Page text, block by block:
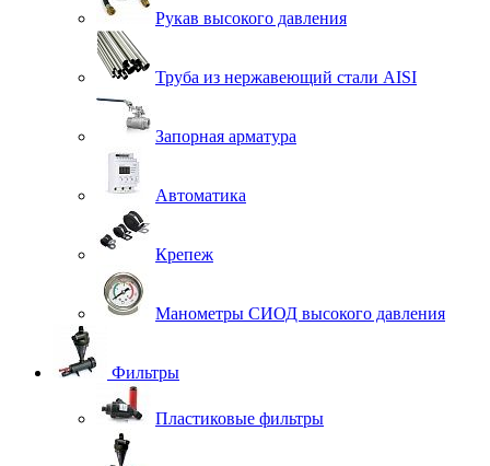
Рукав высокого давления
Труба из нержавеющий стали AISI
Запорная арматура
Автоматика
Крепеж
Манометры СИОД высокого давления
Фильтры
Пластиковые фильтры